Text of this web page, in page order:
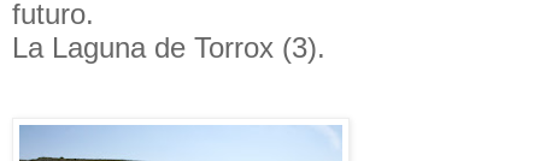
futuro.
La Laguna de Torrox (3).